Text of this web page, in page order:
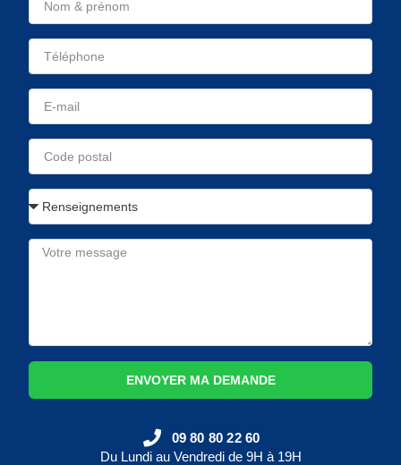
ENVOYER MA DEMANDE
09 80 80 22 60
Du Lundi au Vendredi de 9H à 19H